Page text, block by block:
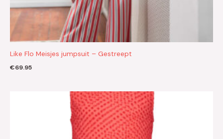
Like Flo Meisjes jumpsuit – Gestreept
€69.95